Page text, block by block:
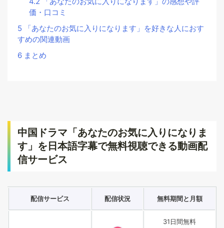
価・口コミ
5 「あなたのお気に入りになります」を好きな人におす
すめの関連動画
6 まとめ
中国ドラマ「あなたのお気に入りになりま
す」を日本語字幕で無料視聴できる動画配
信サービス
配信サービス 配信状況 無料期間と月額
31日間無料